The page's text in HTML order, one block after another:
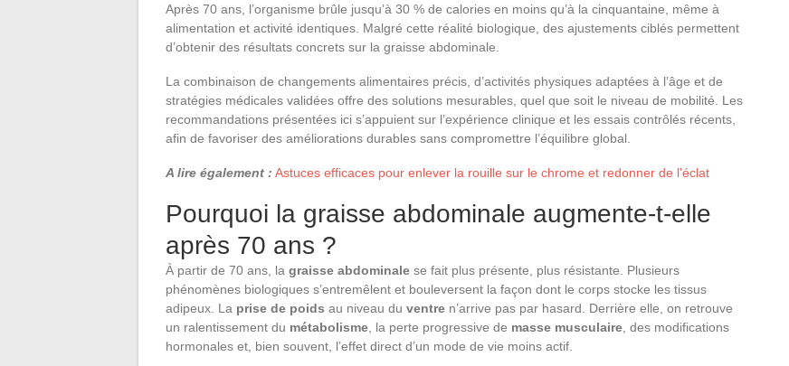
Après 70 ans, l’organisme brûle jusqu’à 30 % de calories en moins qu’à la cinquantaine, même à
alimentation et activité identiques. Malgré cette réalité biologique, des ajustements ciblés permettent
d’obtenir des résultats concrets sur la graisse abdominale.
La combinaison de changements alimentaires précis, d’activités physiques adaptées à l’âge et de
stratégies médicales validées offre des solutions mesurables, quel que soit le niveau de mobilité. Les
recommandations présentées ici s’appuient sur l’expérience clinique et les essais contrôlés récents,
afin de favoriser des améliorations durables sans compromettre l’équilibre global.
A lire également : Astuces efficaces pour enlever la rouille sur le chrome et redonner de l'éclat
Pourquoi la graisse abdominale augmente-t-elle
après 70 ans ?
À partir de 70 ans, la graisse abdominale se fait plus présente, plus résistante. Plusieurs
phénomènes biologiques s’entremêlent et bouleversent la façon dont le corps stocke les tissus
adipeux. La prise de poids au niveau du ventre n’arrive pas par hasard. Derrière elle, on retrouve
un ralentissement du métabolisme , la perte progressive de masse musculaire , des modifications
hormonales et, bien souvent, l’effet direct d’un mode de vie moins actif.